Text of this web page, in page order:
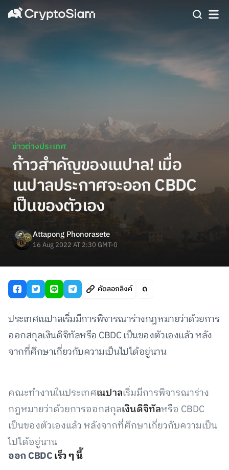
ข่าวต่างประเทศ
ก้าวสำคัญของเนปาล! เมื่อ
เนปาลประกาศจะออก CBDC
เป็นของตัวเอง
Attapong Phonorasete
16 Aug 2022 AT 2:30 GMT-0
คัดลอกลิงค์
ประเทศเนปาลเริ่มมีการพิจารณาร่างกฎหมายว่าด้วยการ
ออกสกุลเงินดิจิทัลหรือ CBDC เป็นของตัวเองแล้ว หลัง
จากที่ศึกษาเกี่ยวกับความเป็นไปได้อยู่นาน
คณะทำงานในประเทศเนปาลเริ่มมีการพิจารณาร่าง
กฎหมายว่าด้วยการออกสกุลเงินดิจิทัลหรือ CBDC
เป็นของตัวเองแล้ว หลังจากที่ศึกษาเกี่ยวกับความเป็น
ไปได้อยู่นาน
ออก CBDCเร็ว ๆ นี้